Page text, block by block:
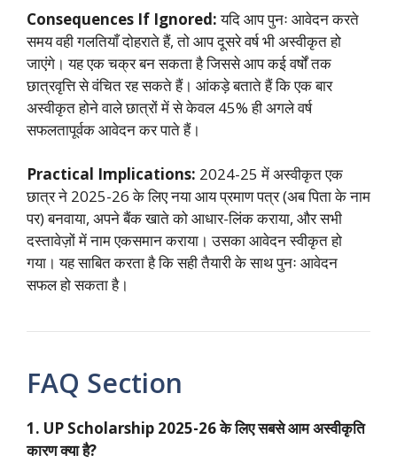
Consequences If Ignored:यदि आप पुनः आवेदन करते
समय वही गलतियाँ दोहराते हैं, तो आप दूसरे वर्ष भी अस्वीकृत हो
जाएंगे। यह एक चक्र बन सकता है जिससे आप कई वर्षों तक
छात्रवृत्ति से वंचित रह सकते हैं। आंकड़े बताते हैं कि एक बार
अस्वीकृत होने वाले छात्रों में से केवल 45% ही अगले वर्ष
सफलतापूर्वक आवेदन कर पाते हैं।
Practical Implications: 2024-25 में अस्वीकृत एक
छात्र ने 2025-26 के लिए नया आय प्रमाण पत्र (अब पिता के नाम
पर) बनवाया, अपने बैंक खाते को आधार-लिंक कराया, और सभी
दस्तावेज़ों में नाम एकसमान कराया। उसका आवेदन स्वीकृत हो
गया। यह साबित करता है कि सही तैयारी के साथ पुनः आवेदन
सफल हो सकता है।
FAQ Section
1. UP Scholarship 2025-26 के लिए सबसे आम अस्वीकृति
कारण क्या है?